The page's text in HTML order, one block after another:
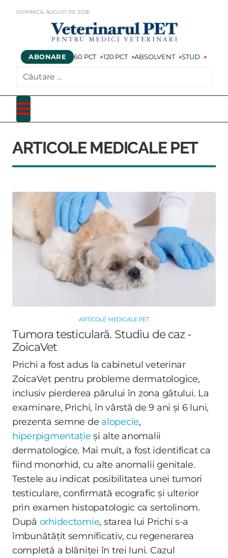
DUMINICĂ, AUGUST09, 2026
ABONARE 60 PCT 120 PCT ABSOLVENT STUD
ARTICOLE MEDICALE PET
ARTICOLE MEDICALE PET
Tumora testiculară. Studiu de caz -
ZoicaVet
Prichi a fost adus la cabinetul veterinar
ZoicaVet pentru probleme dermatologice,
inclusiv pierderea părului în zona gâtului. La
examinare, Prichi, în vârstă de 9 ani și 6 luni,
prezenta semne de alopecie,
hiperpigmentație și alte anomalii
dermatologice. Mai mult, a fost identificat ca
fiind monorhid, cu alte anomalii genitale.
Testele au indicat posibilitatea unei tumori
testiculare, confirmată ecografic și ulterior
prin examen histopatologic ca sertolinom.
După orhidectomie, starea lui Prichi s-a
îmbunătățit semnificativ, cu regenerarea
completă a blăniței în trei luni. Cazul